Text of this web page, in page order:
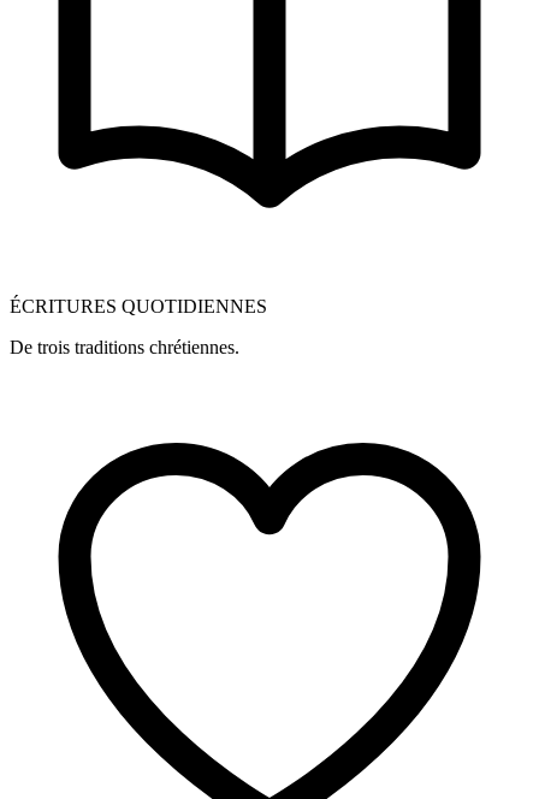
ÉCRITURES QUOTIDIENNES
De trois traditions chrétiennes.